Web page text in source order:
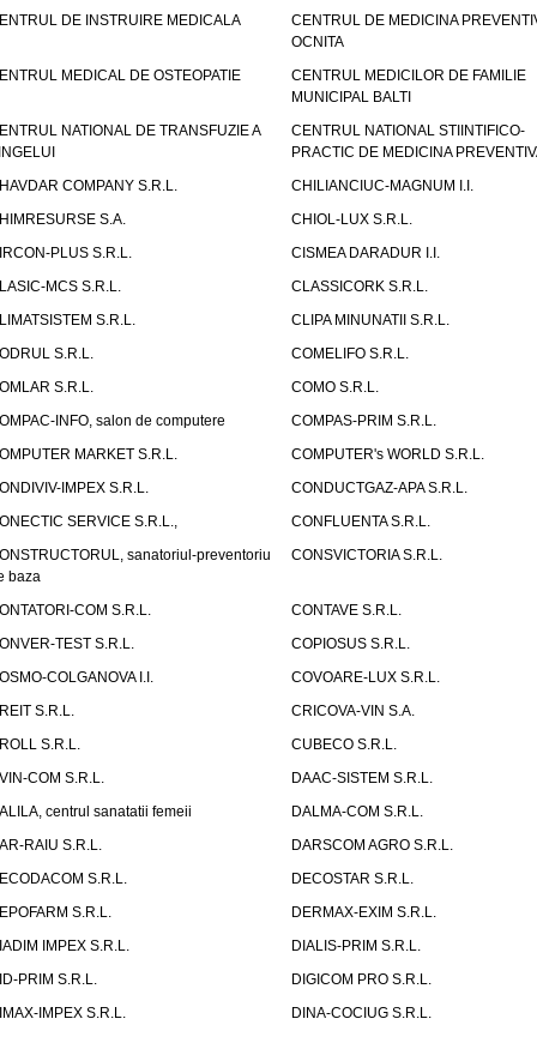
DE INSTRUIRE MEDICALA
CENTRUL DE MEDICINA
OCNITA
MEDICAL DE OSTEOPATIE
CENTRUL MEDICILOR DE FAMILIE
MUNICIPAL BALTI
NATIONAL DE TRANSFUZIE A
CENTRUL NATIONAL STIINTIFICO-
PRACTIC DE MEDICINA
COMPANY S.R.L.
CHILIANCIUC-MAGNUM I.I.
S.A.
CHIOL-LUX S.R.L.
PLUS S.R.L.
CISMEA DARADUR I.I.
MCS S.R.L.
CLASSICORK S.R.L.
S.R.L.
CLIPA MINUNATII S.R.L.
S.R.L.
COMELIFO S.R.L.
S.R.L.
COMO S.R.L.
INFO, salon de computere
COMPAS-PRIM S.R.L.
MARKET S.R.L.
COMPUTER's WORLD S.R.L.
IMPEX S.R.L.
CONDUCTGAZ-APA S.R.L.
SERVICE S.R.L.,
CONFLUENTA S.R.L.
sanatoriul-preventoriu
baza
CONSVICTORIA S.R.L.
COM S.R.L.
CONTAVE S.R.L.
TEST S.R.L.
COPIOSUS S.R.L.
COLGANOVA I.I.
COVOARE-LUX S.R.L.
S.R.L.
CRICOVA-VIN S.A.
S.R.L.
CUBECO S.R.L.
COM S.R.L.
DAAC-SISTEM S.R.L.
centrul sanatatii femeii
DALMA-COM S.R.L.
RAIU S.R.L.
DARSCOM AGRO S.R.L.
S.R.L.
DECOSTAR S.R.L.
S.R.L.
DERMAX-EXIM S.R.L.
IMPEX S.R.L.
DIALIS-PRIM S.R.L.
PRIM S.R.L.
DIGICOM PRO S.R.L.
IMPEX S.R.L.
DINA-COCIUG S.R.L.